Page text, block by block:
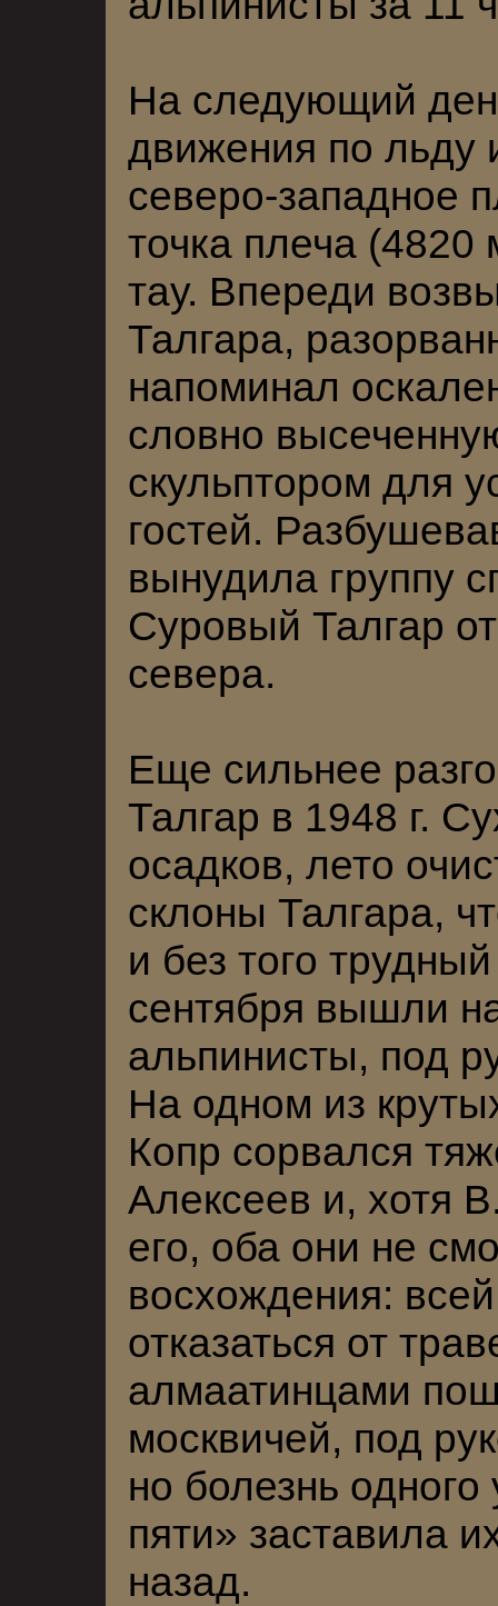
На следующий
движения по
северо-западное
точка плеча
тау. Впереди
Талгара,
напоминал
словно
скульптором для
гостей.
вынудила группу
Суровый Талгар
севера.
Еще сильнее
Талгар в 1948 г.
осадков, лето
склоны Талгара,
и без того
сентября вышли
альпинисты, под
На одном из
Копр сорвался
Алексеев и, хотя
его, оба они не
восхождения:
отказаться от
алмаатинцами
москвичей, под
но болезнь
пяти» заставила
назад.